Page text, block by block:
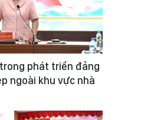
phát triển đảng
ngoài khu vực nhà